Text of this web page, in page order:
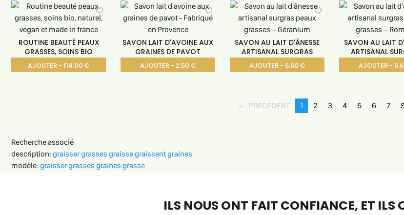
ROUTINE BEAUTÉ PEAUX
GRASSES, SOINS BIO
AJOUTER - 114.00 €
SAVON LAIT D'AVOINE AUX
GRAINES DE PAVOT
AJOUTER - 2.50 €
SAVON AU LAIT D'ÂNESSE
ARTISANAL SURGRAS
AJOUTER - 6.60 €
SAVON AU LAIT
ARTISANAL
AJOUTER -
PRÉCÉDENTpageYou're
1 page
2 page
3 page
4 page
5 page
6 page
7
Recherche associé
description: graissergrasses graissegraissentgraines
modèle: graissergrasses graines grasse
ILS NOUS ONT FAIT CONFIANCE, ET ILS